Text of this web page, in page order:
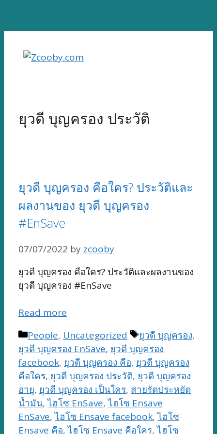
content
ยุวดี บุญครอง ประวัติ
ยุวดี บุญครอง คือใคร? ประวัติและ
ผลงานของ ยุวดี บุญครอง
#EnSave
07/07/2022 by zcooby
ยุวดี บุญครอง คือใคร? ประวัติและผลงานของ
ยุวดี บุญครอง #EnSave
Read more
Categories
People, Uncategorized Tags
ยุวดี บุญครอง,
ยุวดี บุญครอง EnSave, ยุวดี บุญครอง
facebook, ยุวดี บุญครอง คือ, ยุวดี บุญครอง
คือใคร, ยุวดี บุญครอง ประวัติ, ยุวดี บุญครอง
อายุ, ยุวดี บุญครอง เป็นใคร, สายรัดประหยัด
น้ำมัน,ไฮโซ EnSave,ไฮโซ Ensave
EnSave,ไฮโซ Ensave facebook,ไฮโซ
Ensave คือ,ไฮโซ Ensave คือใคร,ไฮโซ